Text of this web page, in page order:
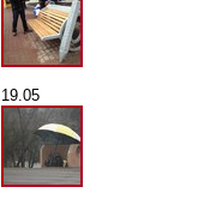
19.05